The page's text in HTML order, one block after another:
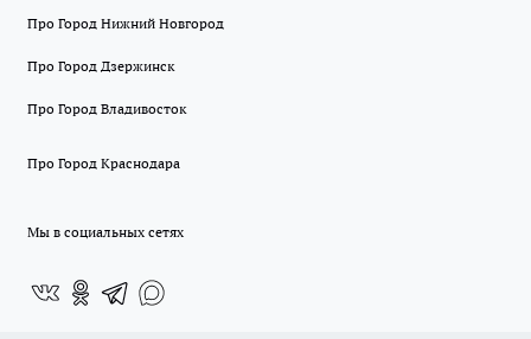
Про Город Нижний Новгород
Про Город Дзержинск
Про Город Владивосток
Про Город Краснодара
Мы в социальных сетях